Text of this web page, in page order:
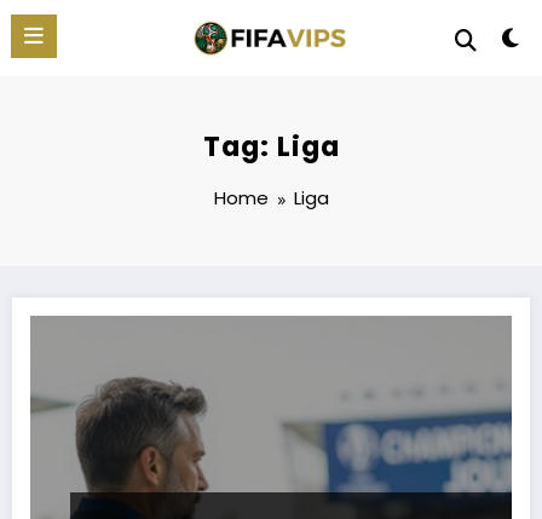
Skip
content
Tag: Liga
Home Liga